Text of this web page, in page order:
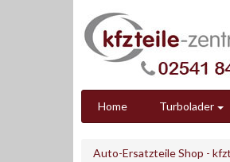
Home Turbolader
Auto-Ersatzteile Shop -